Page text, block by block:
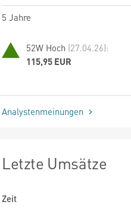
5 Jahre
52W Hoch (27.04.26):
115,95 EUR
Analystenmeinungen
Letzte Umsätze
Zeit